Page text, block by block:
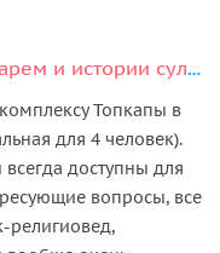
Пешком по Топкапы: дворец, гарем и истории султанов
Топкапы в
для 4 человек).
доступны для
вопросы, все
религиовед,